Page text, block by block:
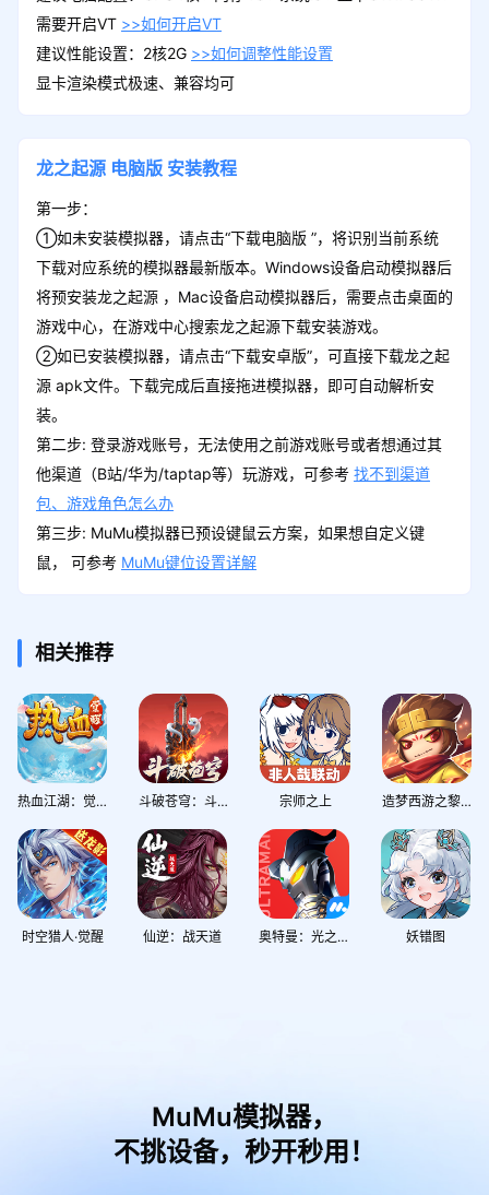
需要开启VT >>如何开启VT
建议性能设置：2核2G >>如何调整性能设置
显卡渲染模式极速、兼容均可
龙之起源 电脑版 安装教程
第一步：
①如未安装模拟器，请点击“下载电脑版 ”，将识别当前系统
下载对应系统的模拟器最新版本。Windows设备启动模拟器后
将预安装龙之起源 ，Mac设备启动模拟器后，需要点击桌面的
游戏中心，在游戏中心搜索龙之起源下载安装游戏。
②如已安装模拟器，请点击“下载安卓版”，可直接下载龙之起
源 apk文件。下载完成后直接拖进模拟器，即可自动解析安
装。
第二步: 登录游戏账号，无法使用之前游戏账号或者想通过其
他渠道（B站/华为/taptap等）玩游戏，可参考 找不到渠道
包、游戏角色怎么办
第三步: MuMu模拟器已预设键鼠云方案，如果想自定义键
鼠， 可参考 MuMu键位设置详解
相关推荐
热血江湖：觉醒 斗破苍穹：斗帝之路 宗师之上 造梦西游之黎尤浩劫篇
时空猎人·觉醒 仙逆：战天道 奥特曼：光之战士 妖错图
MuMu模拟器，
不挑设备，秒开秒用！